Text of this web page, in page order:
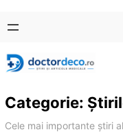
conținut
content
Categorie:
Cele mai importante știri